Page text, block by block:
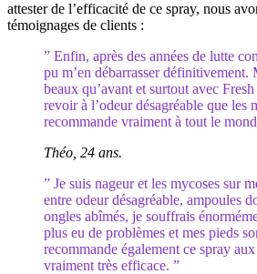
attester de l’efficacité de ce spray, nous
témoignages de clients :
” Enfin, après des années de lutte
pu m’en débarrasser définitivement.
beaux qu’avant et surtout avec
revoir à l’odeur désagréable que les
recommande vraiment à tout le
Théo, 24 ans.
” Je suis nageur et les mycoses sur
entre odeur désagréable, ampoules
ongles abîmés, je souffrais
plus eu de problèmes et mes pieds
recommande également ce spray
vraiment très efficace. ”